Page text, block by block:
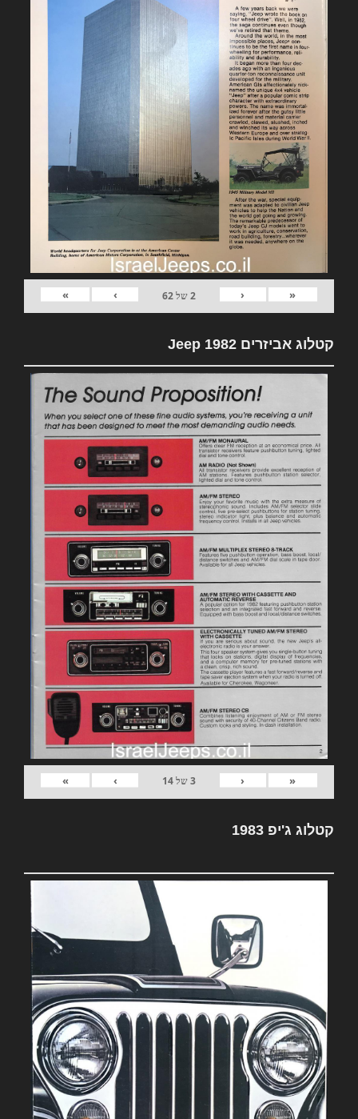
«
‹
2של62
›
»
קטלוג אביזרים 1982 Jeep
«
‹
3של14
›
»
קטלוג ג'יפ 1983